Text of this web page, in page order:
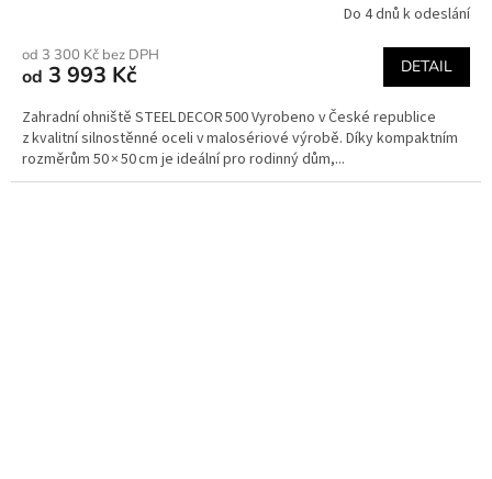
Do 4 dnů k odeslání
od 3 300 Kč bez DPH
od 3 993 Kč DETAIL
Zahradní ohniště STEEL DECOR 500 Vyrobeno v České republice
z kvalitní silnostěnné oceli v malosériové výrobě. Díky kompaktním
rozměrům 50 × 50 cm je ideální pro rodinný dům,...